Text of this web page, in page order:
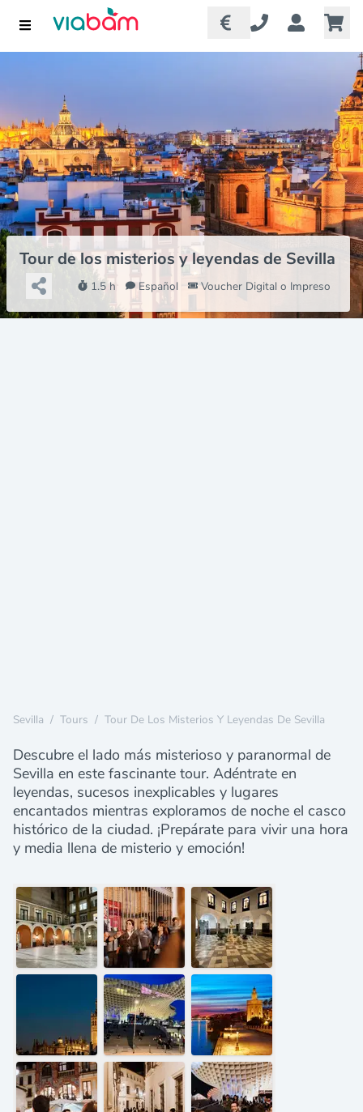
Tour de los misterios y leyendas de Sevilla
1.5 h Español Voucher Digital o Impreso
Sevilla / Tours / Tour De Los Misterios Y Leyendas De Sevilla
Descubre el lado más misterioso y paranormal de
Sevilla en este fascinante tour. Adéntrate en
leyendas, sucesos inexplicables y lugares
encantados mientras exploramos de noche el casco
histórico de la ciudad. ¡Prepárate para vivir una hora
y media llena de misterio y emoción!